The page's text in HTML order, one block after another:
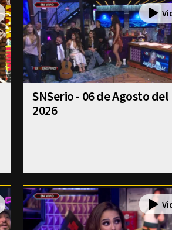
SNSerio - 06 de Agosto del
2026